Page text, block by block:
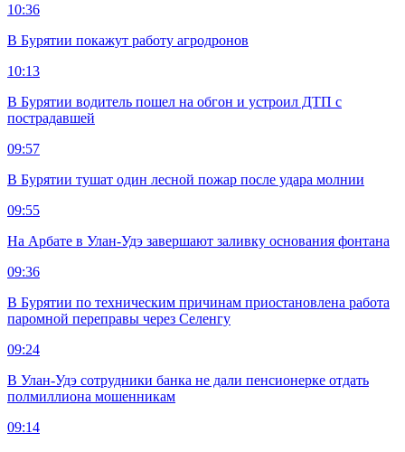
10:36
В Бурятии покажут работу агродронов
10:13
В Бурятии водитель пошел на обгон и устроил ДТП с
пострадавшей
09:57
В Бурятии тушат один лесной пожар после удара молнии
09:55
На Арбате в Улан-Удэ завершают заливку основания фонтана
09:36
В Бурятии по техническим причинам приостановлена работа
паромной переправы через Селенгу
09:24
В Улан-Удэ сотрудники банка не дали пенсионерке отдать
полмиллиона мошенникам
09:14